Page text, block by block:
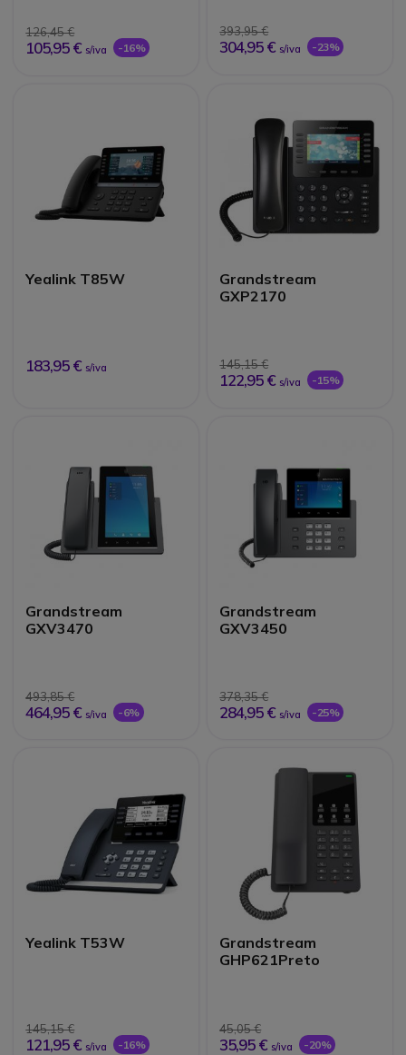
126,45 €
105,95 € s/iva -16%
393,95 €
304,95 € s/iva -23%
Yealink T85W
183,95 € s/iva
Grandstream
GXP2170
145,15 €
122,95 € s/iva -15%
Grandstream
GXV3470
493,85 €
464,95 € s/iva -6%
Grandstream
GXV3450
378,35 €
284,95 € s/iva -25%
Yealink T53W
145,15 €
121,95 € s/iva -16%
Grandstream
GHP621Preto
45,05 €
35,95 € s/iva -20%